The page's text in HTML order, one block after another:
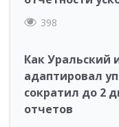
398
Как Уральский
адаптировал
сократил до 2
отчетов